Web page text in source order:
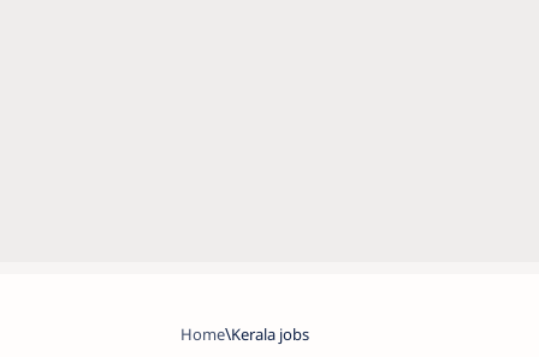
Home Kerala jobs